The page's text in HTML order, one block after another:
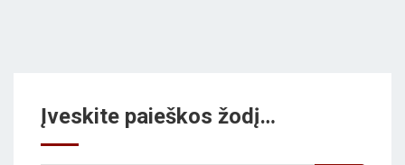
Įveskite paieškos žodį…